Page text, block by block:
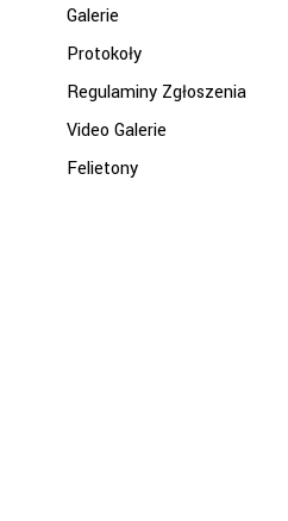
Galerie
Protokoły
Regulaminy Zgłoszenia
Video Galerie
Felietony